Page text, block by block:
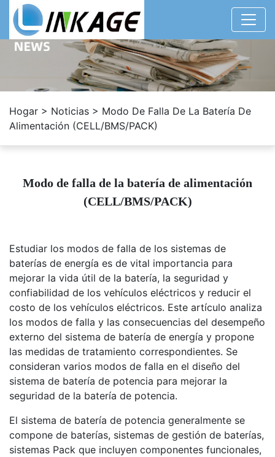
Hogar > Noticias > Modo De Falla De La Batería De
Alimentación (CELL/BMS/PACK)
Modo de falla de la batería de alimentación
(CELL/BMS/PACK)
Estudiar los modos de falla de los sistemas de
baterías de energía es de vital importancia para
mejorar la vida útil de la batería, la seguridad y
confiabilidad de los vehículos eléctricos y reducir el
costo de los vehículos eléctricos. Este artículo analiza
los modos de falla y las consecuencias del desempeño
externo del sistema de batería de energía y propone
las medidas de tratamiento correspondientes. Se
consideran varios modos de falla en el diseño del
sistema de batería de potencia para mejorar la
seguridad de la batería de potencia.
El sistema de batería de potencia generalmente se
compone de baterías, sistemas de gestión de baterías,
sistemas Pack que incluyen componentes funcionales,